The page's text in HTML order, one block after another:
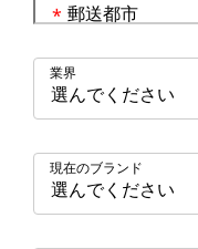
郵送都市
*
業界
現在のブランド